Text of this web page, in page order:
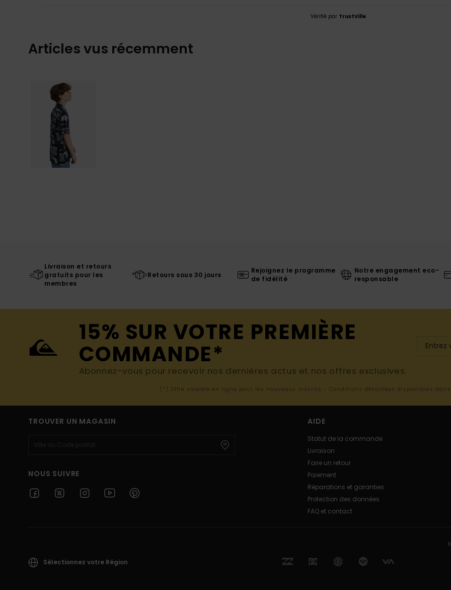
Vérifié par TrustVille
Articles vus récemment
Livraison et retours
gratuits pour les
membres
Retours sous 30 jours
Rejoignez le programme
de fidélité
Notre engagement eco-
responsable
15% SUR VOTRE PREMIÈRE
COMMANDE*
Abonnez-vous pour recevoir nos dernières actus et nos offres exclusives.
(*) Offre valable en ligne pour les nouveaux inscrits - Conditions détaillées disponibles
TROUVER UN MAGASIN
NOUS SUIVRE
AIDE
Statut de la commande
Livraison
Faire un retour
Paiement
Réparations et garanties
Protection des données
FAQ et contact
Sélectionnez votre Région